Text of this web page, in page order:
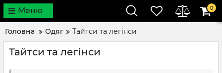
Меню 0
Головна Одяг Тайтси та легінси
Тайтси та легінси